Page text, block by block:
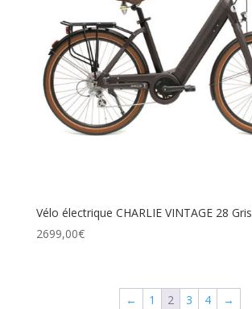
Vélo électrique CHARLIE VINTAGE 28 Gris
2699,00€
← 1 2 3 4 →